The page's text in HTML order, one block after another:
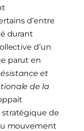
d’entre
durant
d’un
parut en
et
de la
de
mouvement